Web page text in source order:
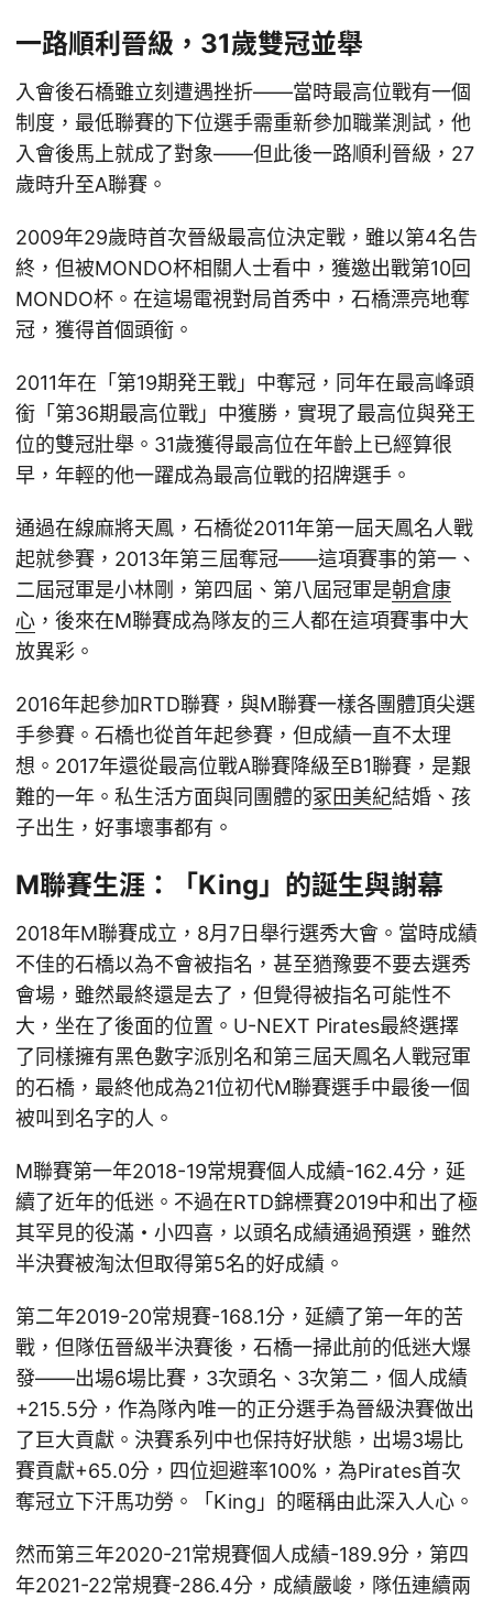
一路順利晉級，31歲雙冠並舉
入會後石橋雖立刻遭遇挫折——當時最高位戰有一個
制度，最低聯賽的下位選手需重新參加職業測試，他
入會後馬上就成了對象——但此後一路順利晉級，27
歲時升至A聯賽。
2009年29歲時首次晉級最高位決定戰，雖以第4名告
終，但被MONDO杯相關人士看中，獲邀出戰第10回
MONDO杯。在這場電視對局首秀中，石橋漂亮地奪
冠，獲得首個頭銜。
2011年在「第19期発王戰」中奪冠，同年在最高峰頭
銜「第36期最高位戰」中獲勝，實現了最高位與発王
位的雙冠壯舉。31歲獲得最高位在年齡上已經算很
早，年輕的他一躍成為最高位戰的招牌選手。
通過在線麻將天鳳，石橋從2011年第一屆天鳳名人戰
起就參賽，2013年第三屆奪冠——這項賽事的第一、
二屆冠軍是小林剛，第四屆、第八屆冠軍是朝倉康
心 ，後來在M聯賽成為隊友的三人都在這項賽事中大
放異彩。
2016年起參加RTD聯賽，與M聯賽一樣各團體頂尖選
手參賽。石橋也從首年起參賽，但成績一直不太理
想。2017年還從最高位戰A聯賽降級至B1聯賽，是艱
難的一年。私生活方面與同團體的冢田美紀結婚、孩
子出生，好事壞事都有。
M聯賽生涯：「King」的誕生與謝幕
2018年M聯賽成立，8月7日舉行選秀大會。當時成績
不佳的石橋以為不會被指名，甚至猶豫要不要去選秀
會場，雖然最終還是去了，但覺得被指名可能性不
大，坐在了後面的位置。U-NEXT Pirates最終選擇
了同樣擁有黑色數字派別名和第三屆天鳳名人戰冠軍
的石橋，最終他成為21位初代M聯賽選手中最後一個
被叫到名字的人。
M聯賽第一年2018-19常規賽個人成績-162.4分，延
續了近年的低迷。不過在RTD錦標賽2019中和出了極
其罕見的役滿・小四喜，以頭名成績通過預選，雖然
半決賽被淘汰但取得第5名的好成績。
第二年2019-20常規賽-168.1分，延續了第一年的苦
戰，但隊伍晉級半決賽後，石橋一掃此前的低迷大爆
發——出場6場比賽，3次頭名、3次第二，個人成績
+215.5分，作為隊內唯一的正分選手為晉級決賽做出
了巨大貢獻。決賽系列中也保持好狀態，出場3場比
賽貢獻+65.0分，四位迴避率100%，為Pirates首次
奪冠立下汗馬功勞。「King」的暱稱由此深入人心。
然而第三年2020-21常規賽個人成績-189.9分，第四
年2021-22常規賽-286.4分，成績嚴峻，隊伍連續兩